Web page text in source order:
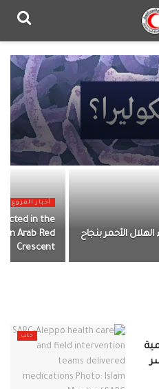
الأحمر بنجاح
أخبار الفروع
in the
Arab Red
Crescent
حلب